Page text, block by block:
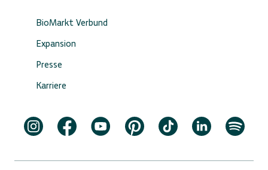
BioMarkt Verbund
Expansion
Presse
Karriere